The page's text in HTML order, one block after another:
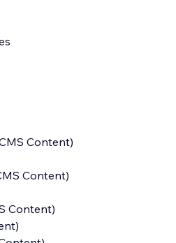
Content)
Content)
Content)